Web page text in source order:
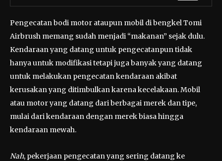
Pengecatan bodi motor ataupun mobil di bengkel Tomi
Airbrush memang sudah menjadi “makanan” sejak dulu.
Kendaraan yang datang untuk pengecatanpun tidak
hanya untuk modifikasi tetapi juga banyak yang datang
untuk melakukan pengecatan kendaraan akibat
kerusakan yang ditimbulkan karena kecelakaan. Mobil
atau motor yang datang dari berbagai merek dan tipe,
mulai dari kendaraan dengan merek biasa hingga
kendaraan mewah.
Nah, pekerjaan pengecatan yang sering datang ke